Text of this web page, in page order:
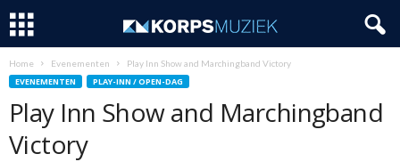
Home Evenementen Play Inn Show and Marchingband Victory
EVENEMENTEN PLAY-INN / OPEN-DAG
Play Inn Show and Marchingband
Victory